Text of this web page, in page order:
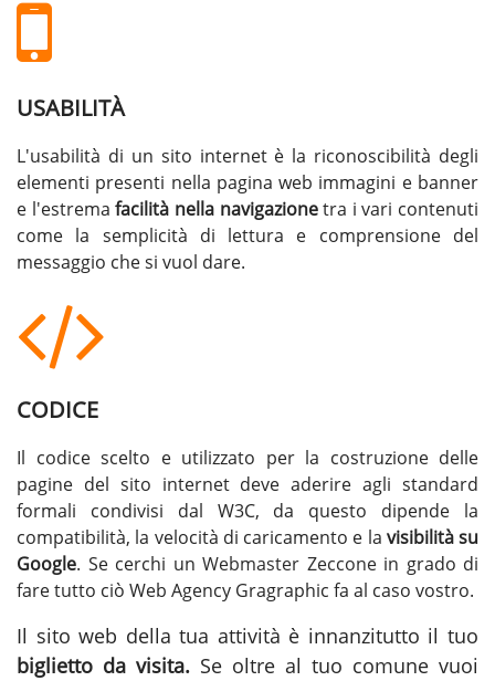
USABILITÀ
L'usabilità di un sito internet è la riconoscibilità degli
elementi presenti nella pagina web immagini e banner
e l'estremafacilità nella navigazionetra i vari contenuti
come la semplicità di lettura e comprensione del
messaggio che si vuol dare.
CODICE
Il codice scelto e utilizzato per la costruzione delle
pagine del sito internet deve aderire agli standard
formali condivisi dal W3C, da questo dipende la
compatibilità, la velocità di caricamento e la visibilità su
Google. Se cerchi un Webmaster Zecconein grado di
fare tutto ciò Web Agency Gragraphic fa al caso vostro.
Il sito web della tua attività è innanzitutto il tuo
biglietto da visita. Se oltre al tuo comune vuoi